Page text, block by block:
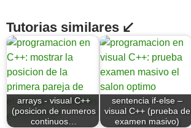
Tutorias similares ↙
arrays - visual C++
(posicion de numeros
continuos…
sentencia if-else –
visual C++ (prueba de
examen masivo)